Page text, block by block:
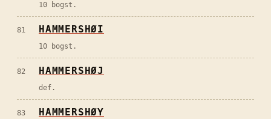
10 bogst.
81 HAMMERSHØI
10 bogst.
82 HAMMERSHØJ
def.
83 HAMMERSHØY